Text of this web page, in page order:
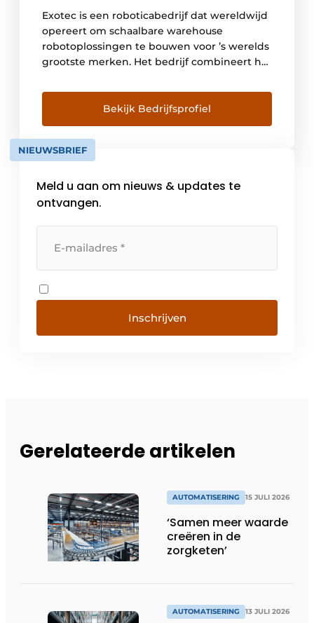
Exotec is een roboticabedrijf dat wereldwijd
opereert om schaalbare warehouse
robotoplossingen te bouwen voor ’s werelds
grootste merken. Het bedrijf combineert het
flexibele magazijnsystemen te bieden die de
operationele efficiëntie verhogen,
veerkracht toevoegen en de
werkomstandigheden voor
magazijnmedewerkers verbeteren. Meer
Carrefour, Decathlon, Gap en […]
Bekijk Bedrijfsprofiel
NIEUWSBRIEF
Meld u aan om nieuws & updates te
ontvangen.
Inschrijven
Gerelateerde artikelen
AUTOMATISERING 15 JULI 2026
‘Samen meer waarde
creëren in de
zorgketen’
AUTOMATISERING 13 JULI 2026